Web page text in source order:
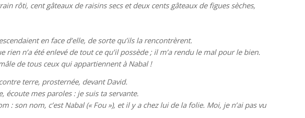
rôti, cent gâteaux de raisins secs et deux cents gâteaux de figues sèches,
en face d’elle, de sorte qu’ils la rencontrèrent.
n’a été enlevé de tout ce qu’il possède ; il m’a rendu le mal pour le bien.
de tous ceux qui appartiennent à Nabal !
terre, prosternée, devant David.
écoute mes paroles : je suis ta servante.
: son nom, c’est Nabal (« Fou »), et il y a chez lui de la folie. Moi, je n’ai pas vu